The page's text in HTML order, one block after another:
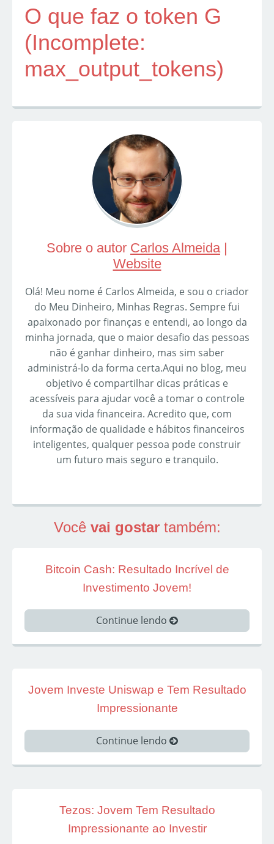
O que faz o token G
(Incomplete:
max_output_tokens)
Sobre o autor Carlos Almeida|
Website
Olá! Meu nome é Carlos Almeida, e sou o criador
do Meu Dinheiro, Minhas Regras. Sempre fui
apaixonado por finanças e entendi, ao longo da
minha jornada, que o maior desafio das pessoas
não é ganhar dinheiro, mas sim saber
administrá-lo da forma certa.Aqui no blog, meu
objetivo é compartilhar dicas práticas e
acessíveis para ajudar você a tomar o controle
da sua vida financeira. Acredito que, com
informação de qualidade e hábitos financeiros
inteligentes, qualquer pessoa pode construir
um futuro mais seguro e tranquilo.
Você vai gostartambém:
Bitcoin Cash: Resultado Incrível de
Investimento Jovem!
Continue lendo
Jovem Investe Uniswap e Tem Resultado
Impressionante
Continue lendo
Tezos: Jovem Tem Resultado
Impressionante ao Investir